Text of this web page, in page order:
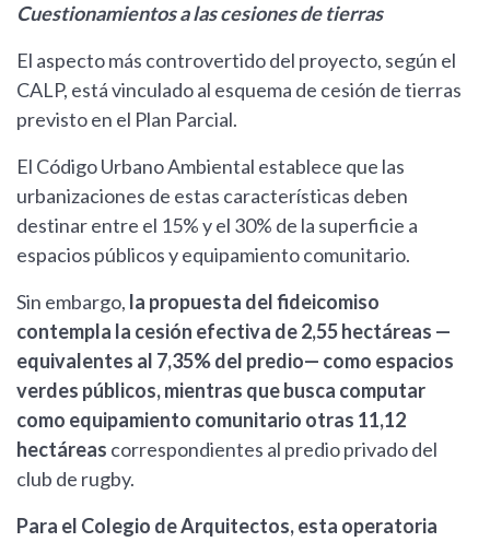
Cuestionamientos a las cesiones de tierras
El aspecto más controvertido del proyecto, según el
CALP, está vinculado al esquema de cesión de tierras
previsto en el Plan Parcial.
El Código Urbano Ambiental establece que las
urbanizaciones de estas características deben
destinar entre el 15% y el 30% de la superficie a
espacios públicos y equipamiento comunitario.
Sin embargo, la propuesta del fideicomiso
contempla la cesión efectiva de 2,55 hectáreas —
equivalentes al 7,35% del predio— como espacios
verdes públicos, mientras que busca computar
como equipamiento comunitario otras 11,12
hectáreas correspondientes al predio privado del
club de rugby.
Para el Colegio de Arquitectos, esta operatoria